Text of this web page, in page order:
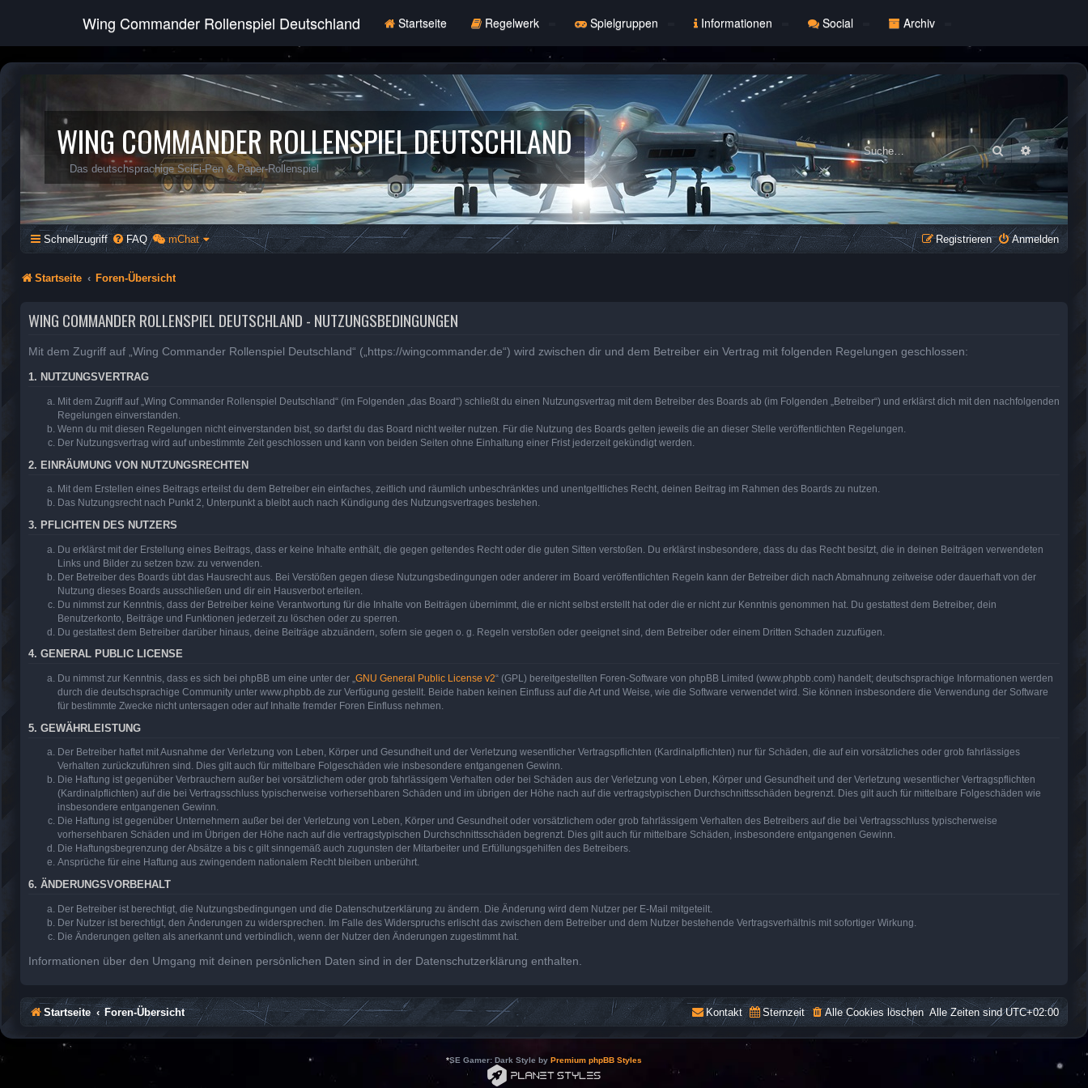
Wing Commander Rollenspiel Deutschland Startseite Regelwerk Spielgruppen Informationen Social Archiv
WING COMMANDER ROLLENSPIEL DEUTSCHLAND
Das deutschsprachige SciFi-Pen & Paper-Rollenspiel
Suche Erweiterte
Schnellzugriff FAQ mChat Anmelden
Registrieren
Startseite Foren-Übersicht
WING COMMANDER ROLLENSPIEL DEUTSCHLAND - NUTZUNGSBEDINGUNGEN
Mit dem Zugriff auf „Wing Commander Rollenspiel Deutschland“ („https://wingcommander.de“) wird zwischen dir und dem Betreiber ein Vertrag mit folgenden Regelungen geschlossen:
1. NUTZUNGSVERTRAG
Mit dem Zugriff auf „Wing Commander Rollenspiel Deutschland“ (im Folgenden „das Board“) schließt du einen Nutzungsvertrag mit dem Betreiber des Boards ab (im Folgenden „Betreiber“) und erklärst dich mit den nachfolgenden
Regelungen einverstanden.
Wenn du mit diesen Regelungen nicht einverstanden bist, so darfst du das Board nicht weiter nutzen. Für die Nutzung des Boards gelten jeweils die an dieser Stelle veröffentlichten Regelungen.
Der Nutzungsvertrag wird auf unbestimmte Zeit geschlossen und kann von beiden Seiten ohne Einhaltung einer Frist jederzeit gekündigt werden.
2. EINRÄUMUNG VON NUTZUNGSRECHTEN
Mit dem Erstellen eines Beitrags erteilst du dem Betreiber ein einfaches, zeitlich und räumlich unbeschränktes und unentgeltliches Recht, deinen Beitrag im Rahmen des Boards zu nutzen.
Das Nutzungsrecht nach Punkt 2, Unterpunkt a bleibt auch nach Kündigung des Nutzungsvertrages bestehen.
3. PFLICHTEN DES NUTZERS
Du erklärst mit der Erstellung eines Beitrags, dass er keine Inhalte enthält, die gegen geltendes Recht oder die guten Sitten verstoßen. Du erklärst insbesondere, dass du das Recht besitzt, die in deinen Beiträgen verwendeten
Links und Bilder zu setzen bzw. zu verwenden.
Der Betreiber des Boards übt das Hausrecht aus. Bei Verstößen gegen diese Nutzungsbedingungen oder anderer im Board veröffentlichten Regeln kann der Betreiber dich nach Abmahnung zeitweise oder dauerhaft von der
Nutzung dieses Boards ausschließen und dir ein Hausverbot erteilen.
Du nimmst zur Kenntnis, dass der Betreiber keine Verantwortung für die Inhalte von Beiträgen übernimmt, die er nicht selbst erstellt hat oder die er nicht zur Kenntnis genommen hat. Du gestattest dem Betreiber, dein
Benutzerkonto, Beiträge und Funktionen jederzeit zu löschen oder zu sperren.
Du gestattest dem Betreiber darüber hinaus, deine Beiträge abzuändern, sofern sie gegen o. g. Regeln verstoßen oder geeignet sind, dem Betreiber oder einem Dritten Schaden zuzufügen.
4. GENERAL PUBLIC LICENSE
Du nimmst zur Kenntnis, dass es sich bei phpBB um eine unter der „GNU General Public License v2“ (GPL) bereitgestellten Foren-Software von phpBB Limited (www.phpbb.com) handelt; deutschsprachige Informationen werden
durch die deutschsprachige Community unter www.phpbb.de zur Verfügung gestellt. Beide haben keinen Einfluss auf die Art und Weise, wie die Software verwendet wird. Sie können insbesondere die Verwendung der Software
für bestimmte Zwecke nicht untersagen oder auf Inhalte fremder Foren Einfluss nehmen.
5. GEWÄHRLEISTUNG
Der Betreiber haftet mit Ausnahme der Verletzung von Leben, Körper und Gesundheit und der Verletzung wesentlicher Vertragspflichten (Kardinalpflichten) nur für Schäden, die auf ein vorsätzliches oder grob fahrlässiges
Verhalten zurückzuführen sind. Dies gilt auch für mittelbare Folgeschäden wie insbesondere entgangenen Gewinn.
Die Haftung ist gegenüber Verbrauchern außer bei vorsätzlichem oder grob fahrlässigem Verhalten oder bei Schäden aus der Verletzung von Leben, Körper und Gesundheit und der Verletzung wesentlicher Vertragspflichten
(Kardinalpflichten) auf die bei Vertragsschluss typischerweise vorhersehbaren Schäden und im übrigen der Höhe nach auf die vertragstypischen Durchschnittsschäden begrenzt. Dies gilt auch für mittelbare Folgeschäden wie
insbesondere entgangenen Gewinn.
Die Haftung ist gegenüber Unternehmern außer bei der Verletzung von Leben, Körper und Gesundheit oder vorsätzlichem oder grob fahrlässigem Verhalten des Betreibers auf die bei Vertragsschluss typischerweise
vorhersehbaren Schäden und im Übrigen der Höhe nach auf die vertragstypischen Durchschnittsschäden begrenzt. Dies gilt auch für mittelbare Schäden, insbesondere entgangenen Gewinn.
Die Haftungsbegrenzung der Absätze a bis c gilt sinngemäß auch zugunsten der Mitarbeiter und Erfüllungsgehilfen des Betreibers.
Ansprüche für eine Haftung aus zwingendem nationalem Recht bleiben unberührt.
6. ÄNDERUNGSVORBEHALT
Der Betreiber ist berechtigt, die Nutzungsbedingungen und die Datenschutzerklärung zu ändern. Die Änderung wird dem Nutzer per E-Mail mitgeteilt.
Der Nutzer ist berechtigt, den Änderungen zu widersprechen. Im Falle des Widerspruchs erlischt das zwischen dem Betreiber und dem Nutzer bestehende Vertragsverhältnis mit sofortiger Wirkung.
Die Änderungen gelten als anerkannt und verbindlich, wenn der Nutzer den Änderungen zugestimmt hat.
Informationen über den Umgang mit deinen persönlichen Daten sind in der Datenschutzerklärung enthalten.
Startseite Foren-Übersicht Alle Zeiten sindUTC+02:00
Alle Cookies löschen
Sternzeit
Kontakt
*SE Gamer: Dark Style by Premium phpBB Styles